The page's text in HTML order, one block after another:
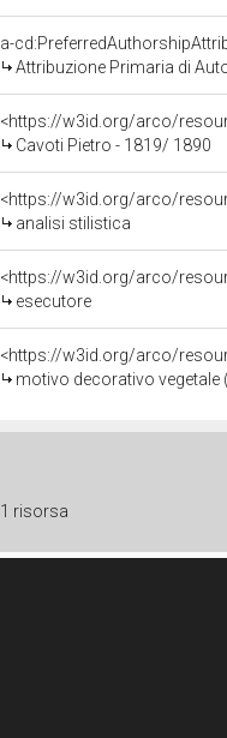
a-
Attribuzione Primaria di
<https://w3id.org/arco/
Cavoti Pietro - 1819/ 1890
<https://w3id.org/arco/
analisi stilistica
<https://w3id.org/arco/
esecutore
<https://w3id.org/arco/
motivo decorativo vegetale
1 risorsa